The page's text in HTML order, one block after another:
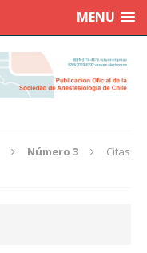
MENU
Número 3
Citas